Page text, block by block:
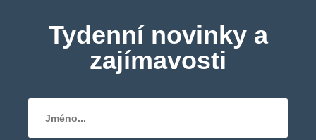
Tydenní novinky a
zajímavosti